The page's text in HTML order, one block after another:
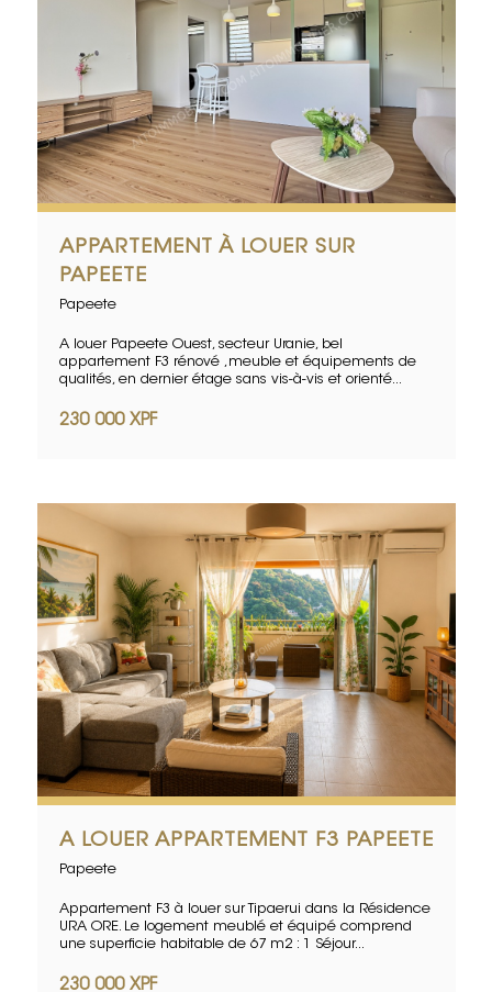
APPARTEMENT À LOUER SUR
PAPEETE
Papeete
A louer Papeete Ouest, secteur Uranie, bel
appartement F3 rénové ,meuble et équipements de
qualités, en dernier étage sans vis-à-vis et orienté...
230 000 XPF
A LOUER APPARTEMENT F3 PAPEETE
Papeete
Appartement F3 à louer sur Tipaerui dans la Résidence
URA ORE. Le logement meublé et équipé comprend
une superficie habitable de 67 m2 : 1 Séjour...
230 000 XPF